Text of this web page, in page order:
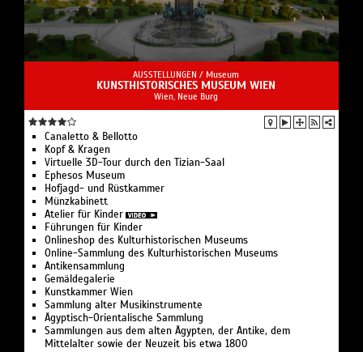
AUSSTELLUNGEN / Museum
KUNSTHISTORISCHES MUSEUM WIEN
Wien, Neue Burg
Canaletto & Bellotto
Kopf & Kragen
Virtuelle 3D-Tour durch den Tizian-Saal
Ephesos Museum
Hofjagd- und Rüstkammer
Münzkabinett
Atelier für Kinder
Führungen für Kinder
Onlineshop des Kulturhistorischen Museums
Online-Sammlung des Kulturhistorischen Museums
Antikensammlung
Gemäldegalerie
Kunstkammer Wien
Sammlung alter Musikinstrumente
Ägyptisch-Orientalische Sammlung
Sammlungen aus dem alten Ägypten, der Antike, dem
Mittelalter sowie der Neuzeit bis etwa 1800